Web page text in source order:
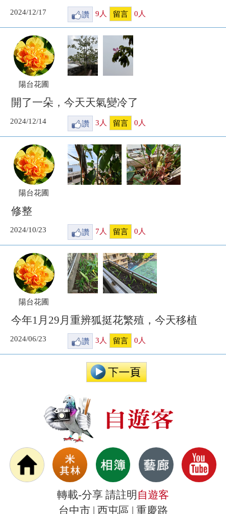
2024/12/17 讚 9 人 留言 0 人
陽台花圃
開了一朵，今天天氣變冷了
2024/12/14 讚 3 人 留言 0 人
陽台花圃
修整
2024/10/23 讚 7 人 留言 0 人
陽台花圃
今年1月29月重辨狐挺花繁殖，今天移植
2024/06/23 讚 3 人 留言 0 人
轉載-分享 請註明 自遊客
台中市 | 西屯區 | 重慶路